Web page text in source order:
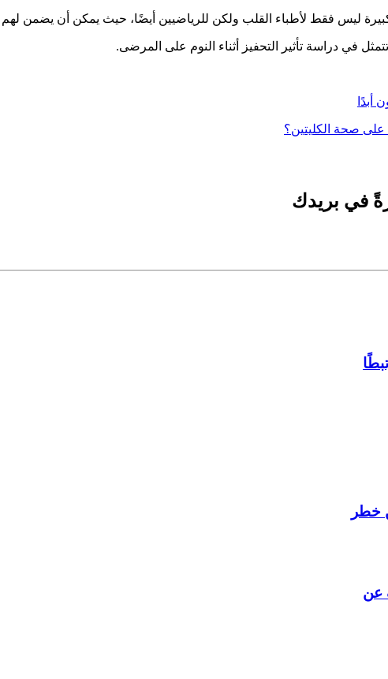
ليس فقط لأطباء القلب ولكن للرياضيين أيضًا، حيث يمكن أن يضمن
في دراسة تأثير التحفيز أثناء النوم على المرضى.
على صحة الكليتين؟
في بريدك
خطر
عن